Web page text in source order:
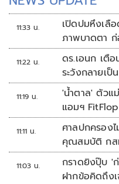
11:33 น.
เปิดปมหึงเลื
ภาพบาดตา
11:22 น.
ดร.เอนก เตือ
ระวังกลายเ
11:19 น.
'น้ำตาล' ตัวแ
แอมฯ FitFlop
11:11 น.
ศาลปกครอง
คุณสมบัติ กส
เสียหาย
11:03 น.
กราดยิงปุ๊บ '
ฝากข้อคิดถึง